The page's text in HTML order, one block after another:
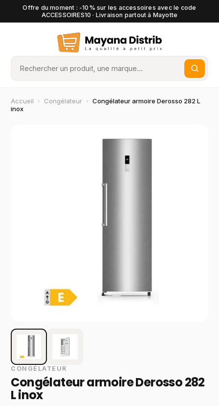
Offre du moment : -10% sur les accessoires avec le code
ACCESSOIRES10 · Livraison partout à Mayotte
Accueil › Congélateur › Congélateur armoire Derosso 282 L
inox
CONGÉLATEUR
Congélateur armoire Derosso 282
L inox